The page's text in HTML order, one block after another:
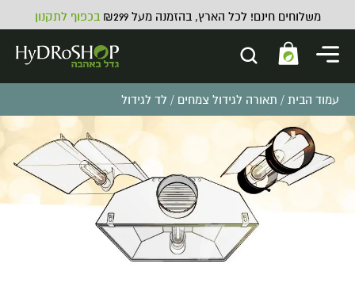
משלוחים חינם! לכל הארץ, בהזמנה מעל ₪299 בכפוף לתקנון
עמוד הבית / תאורה לגידול צמחים / לד לגידול
מרסס מים 5 ליטר
70.00